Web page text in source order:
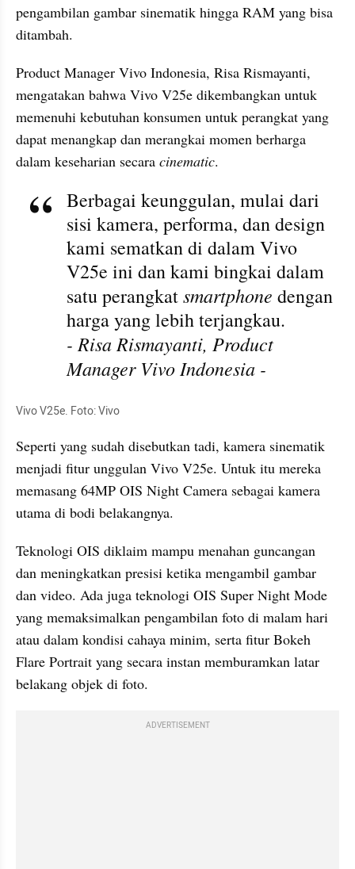
pengambilan gambar sinematik hingga RAM yang bisa
ditambah.
Product Manager Vivo Indonesia, Risa Rismayanti,
mengatakan bahwa Vivo V25e dikembangkan untuk
memenuhi kebutuhan konsumen untuk perangkat yang
dapat menangkap dan merangkai momen berharga
dalam keseharian secara cinematic.
Berbagai keunggulan, mulai dari
sisi kamera, performa, dan design
kami sematkan di dalam Vivo
V25e ini dan kami bingkai dalam
satu perangkat smartphone dengan
harga yang lebih terjangkau.
- Risa Rismayanti, Product
Manager Vivo Indonesia -
Vivo V25e. Foto: Vivo
Seperti yang sudah disebutkan tadi, kamera sinematik
menjadi fitur unggulan Vivo V25e. Untuk itu mereka
memasang 64MP OIS Night Camera sebagai kamera
utama di bodi belakangnya.
Teknologi OIS diklaim mampu menahan guncangan
dan meningkatkan presisi ketika mengambil gambar
dan video. Ada juga teknologi OIS Super Night Mode
yang memaksimalkan pengambilan foto di malam hari
atau dalam kondisi cahaya minim, serta fitur Bokeh
Flare Portrait yang secara instan memburamkan latar
belakang objek di foto.
ADVERTISEMENT